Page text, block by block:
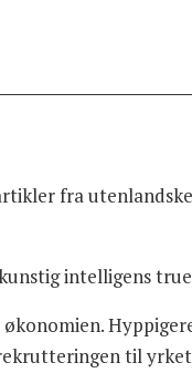
fra
intelligens
til